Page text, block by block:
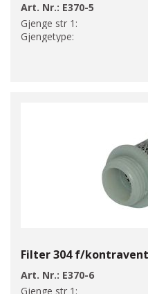
Art. Nr.: E370-5
Gjenge str 1:
Gjengetype:
Filter 304 f/
Art. Nr.: E370-6
Gjenge str 1: